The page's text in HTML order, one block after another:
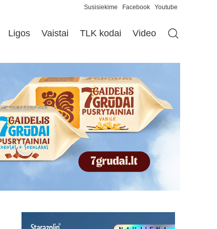
Susisiekime Facebook Youtube
Ligos Vaistai TLK kodai Video